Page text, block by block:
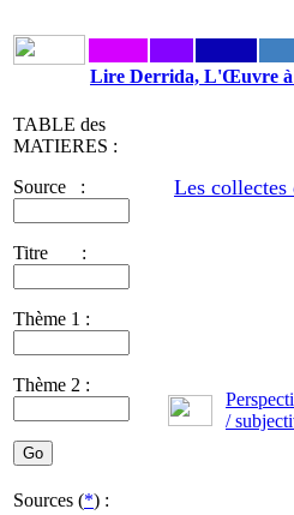
Lire Derrida, L'Œuvre
TABLE des
MATIERES :
Source :
Titre :
Thème 1 :
Thème 2 :
Les
/
Sources (*) :